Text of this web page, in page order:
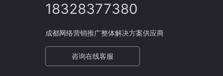
18328377380
成都网络营销推广整体解决方案供应商
咨询在线客服